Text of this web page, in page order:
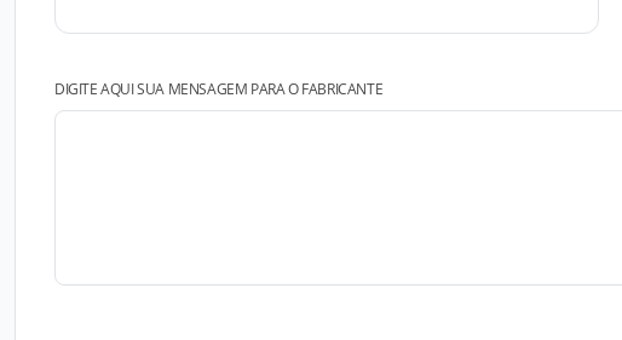
DIGITE AQUI SUA MENSAGEM PARA O FABRICANTE